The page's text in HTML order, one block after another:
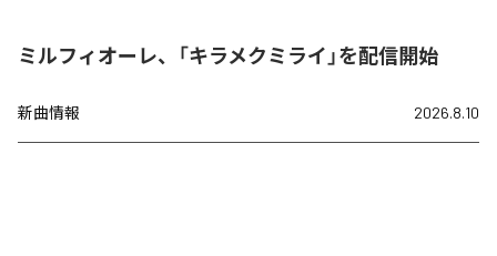
ミルフィオーレ、「キラメクミライ」を配信開始
新曲情報 2026.8.10